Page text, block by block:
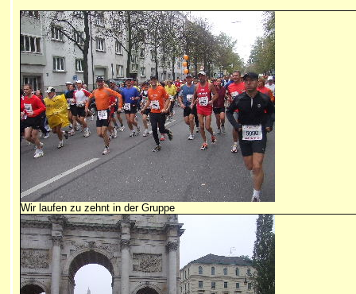
Wir laufen zu zehnt in der Gruppe